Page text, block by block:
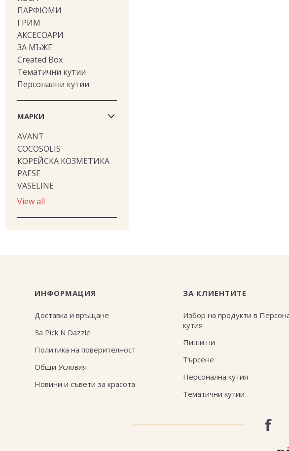
ПАРФЮМИ
ГРИМ
АКСЕСОАРИ
ЗА МЪЖЕ
Created Box
Тематични кутии
Персонални кутии
МАРКИ
AVANT
COCOSOLIS
КОРЕЙСКА КОЗМЕТИКА
PAESE
VASELINE
View all
ИНФОРМАЦИЯ
Доставка и връщане
За Pick N Dazzle
Политика на поверителност
Общи Условия
Новини и съвети за красота
ЗА КЛИЕНТИТЕ
Избор на продукти в
кутия
Пиши ни
Търсене
Персонална кутия
Тематични кутии